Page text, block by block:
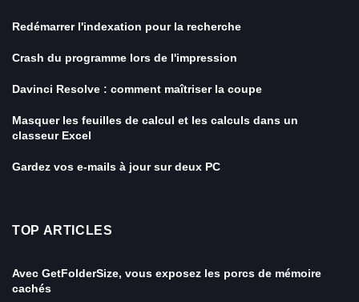
Redémarrer l'indexation pour la recherche
Crash du programme lors de l'impression
Davinci Resolve : comment maîtriser la coupe
Masquer les feuilles de calcul et les calculs dans un
classeur Excel
Gardez vos e-mails à jour sur deux PC
TOP ARTICLES
Avec GetFolderSize, vous exposez les porcs de mémoire
cachés